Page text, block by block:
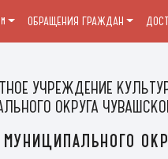
УЧРЕЖДЕНИЕ
ОКРУГА
ОБРАЩЕНИЯ ГРАЖДАН